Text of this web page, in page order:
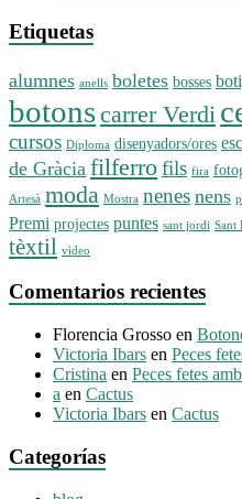
Etiquetas
alumnes anells boletes bosses
botonscarrer Verdi
cursos Diploma disenyadors/ores
de Gràcia filferrofils fira
Artesà moda Mostra nenes nens
Premi projectes puntes sant jordi Sant
tèxtil
vìdeo
Comentarios recientes
Florencia Grosso en
Victoria Ibars en Peces
Cristina en Peces fetes
a en Cactus
Victoria Ibars en Cactus
Categorías